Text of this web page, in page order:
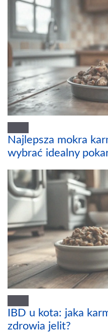
Najlepsza mokra
wybrać idealny
IBD u kota: jaka
zdrowia jelit?